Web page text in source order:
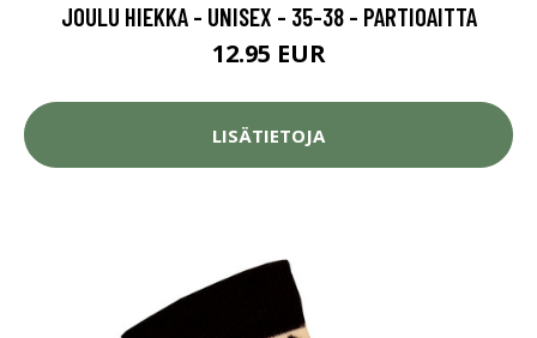
JOULU HIEKKA - UNISEX - 35-38 - PARTIOAITTA
12.95 EUR
LISÄTIETOJA